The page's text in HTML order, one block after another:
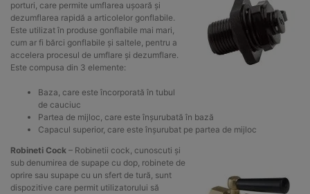
porturi, care permite umflarea ușoară și
dezumflarea rapidă a articolelor gonflabile.
Este utilizat în produse gonflabile mai mari,
cum ar fi bărci gonflabile și saltele, pentru a
accelera procesul de umflare și dezumflare.
Este compusa din 3 elemente:
Baza, care este încorporată în tubul
de cauciuc
Partea de mijloc, care este înșurubată în bază
Capacul superior, care este înșurubat pe partea de mijloc
Robineti Cock – Robinetii cock, cunoscuti și
sub denumirea de supape cu dop, robinete de
oprire sau supape cu un sfert de tură, sunt
dispozitive care permit utilizatorului să